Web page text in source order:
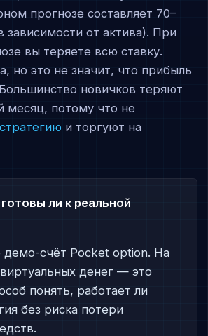
прогнозе составляет 70–
зависимости от актива). При
вы теряете всю ставку.
но это не значит, что прибыль
новичков теряют
месяц, потому что не
стратегию и торгуют на
ли к реальной
демо-счёт Pocket option. На
денег — это
понять, работает ли
без риска потери